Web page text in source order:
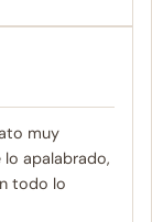
muy
apalabrado,
todo lo